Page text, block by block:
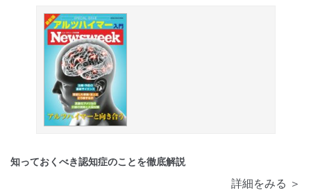
知っておくべき認知症のことを徹底解説
詳細をみる ＞